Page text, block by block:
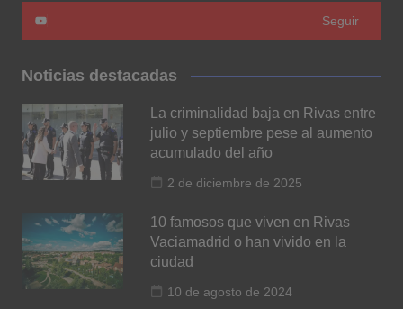
Seguir
Noticias destacadas
La criminalidad baja en Rivas entre
julio y septiembre pese al aumento
acumulado del año
2 de diciembre de 2025
10 famosos que viven en Rivas
Vaciamadrid o han vivido en la
ciudad
10 de agosto de 2024